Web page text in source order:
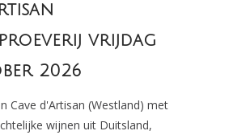
vrijdag
2026
Cave d'Artisan (Westland) met
wijnen uit Duitsland,